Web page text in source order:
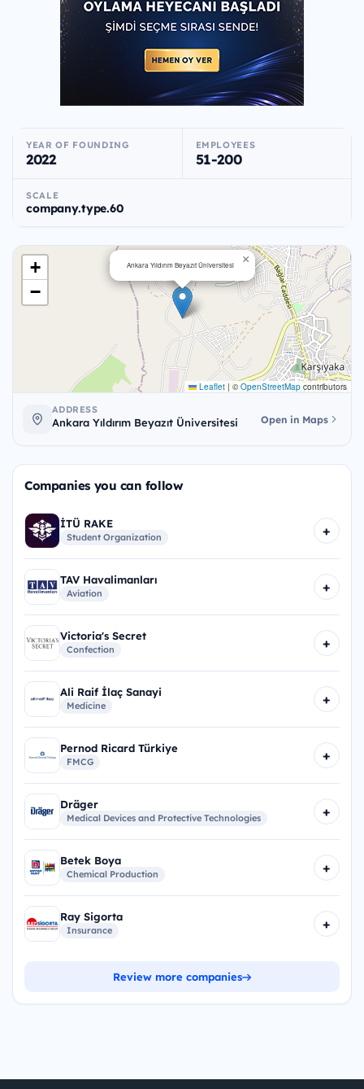
YEAR OF FOUNDING
2022
EMPLOYEES
51-200
SCALE
company.type.60
Ankara Yıldırım Beyazıt Üniversitesi ×
+
−
Leaflet |©OpenStreetMap contributors
ADDRESS
Ankara Yıldırım Beyazıt Üniversitesi Open in Maps
Companies you can follow
İTÜ RAKE
Student Organization +
TAV Havalimanları
Aviation +
Victoria's Secret
Confection +
Ali Raif İlaç Sanayi
Medicine +
Pernod Ricard Türkiye
FMCG +
Dräger
Medical Devices and Protective Technologies +
Betek Boya
Chemical Production +
Ray Sigorta
Insurance +
Review more companies